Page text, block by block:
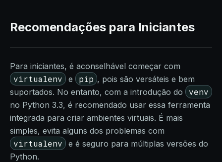
Recomendações para Iniciantes
Para iniciantes, é aconselhável começar com
virtualenv e pip , pois são versáteis e bem
suportados. No entanto, com a introdução do
venv
no Python 3.3, é recomendado usar essa ferramenta
integrada para criar ambientes virtuais. É mais
simples, evita alguns dos problemas com
virtualenv
e é seguro para múltiplas versões do
Python.